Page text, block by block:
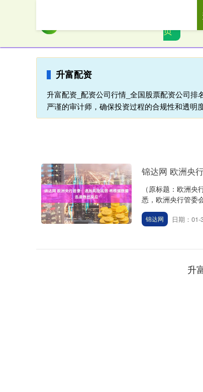
页
升富配资
升富配资_配资公司行情_全国股票配资公司
严谨的审计师，确保投资过程的合规性和透明度
锦达网 欧洲央
（原标题：欧洲
悉，欧洲央行管委
锦达网 日期：01-
升